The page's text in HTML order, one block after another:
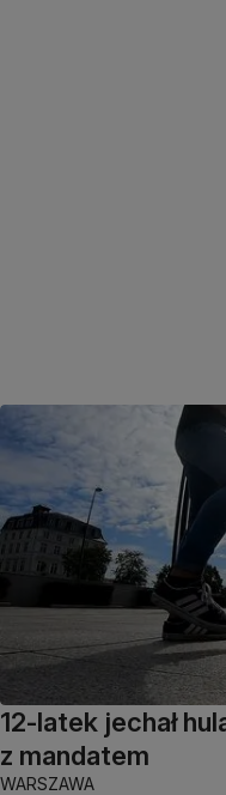
12-latek jechał
z mandatem
WARSZAWA